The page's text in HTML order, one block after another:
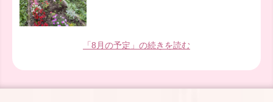
「8月の予定」の続きを読む